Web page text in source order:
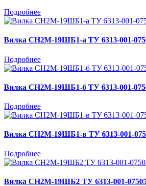
Подробнее
Вилка СН2М-19ШБ1-а ТУ 6313-001-
Подробнее
Вилка СН2М-19ШБ1-б ТУ 6313-001-
Подробнее
Вилка СН2М-19ШБ1-в ТУ 6313-001-
Подробнее
Вилка СН2М-19ШБ2 ТУ 6313-001-